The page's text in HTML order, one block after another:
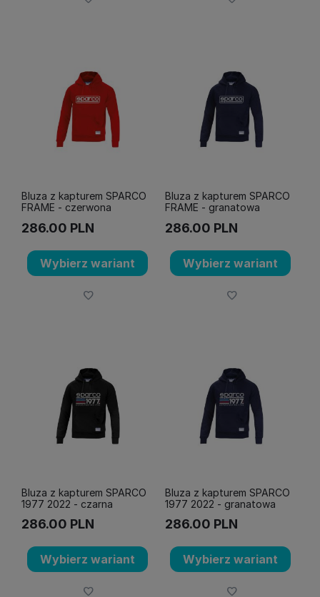
Bluza z kapturem SPARCO
FRAME - czerwona
286.00 PLN
Wybierz wariant
Bluza z kapturem SPARCO
FRAME - granatowa
286.00 PLN
Wybierz wariant
Bluza z kapturem SPARCO
1977 2022 - czarna
286.00 PLN
Wybierz wariant
Bluza z kapturem SPARCO
1977 2022 - granatowa
286.00 PLN
Wybierz wariant